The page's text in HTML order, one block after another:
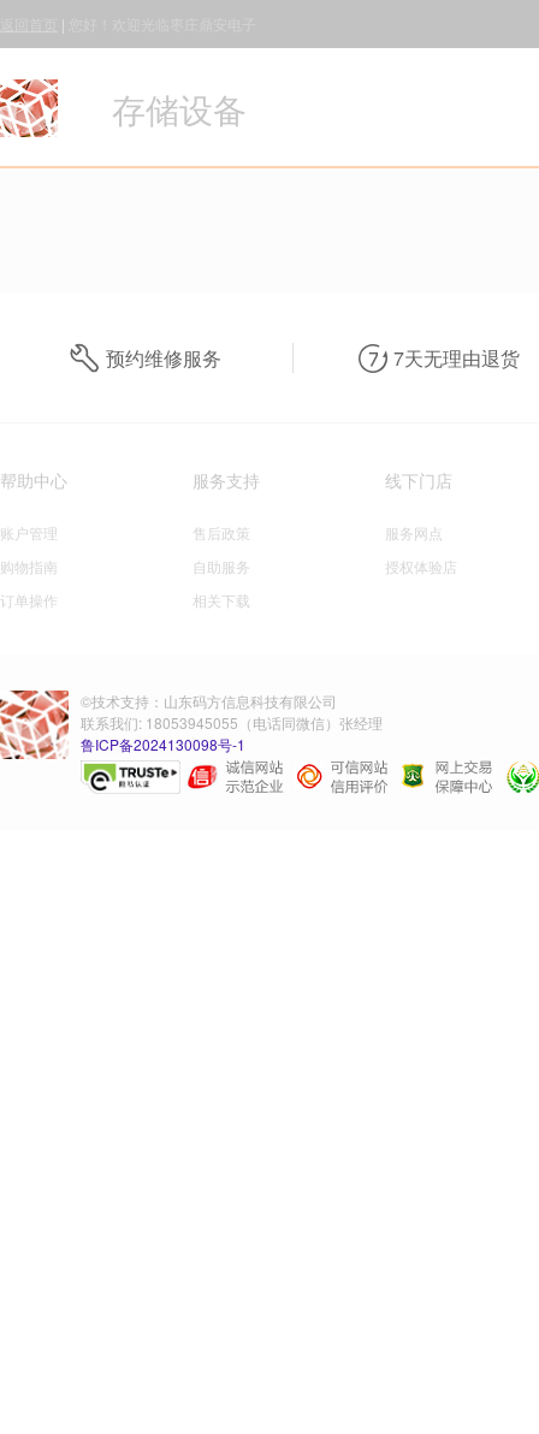
|
存储设备
预约维修服务 7天无理由退货
帮助中心
账户管理
购物指南
订单操作
服务支持
售后政策
自助服务
相关下载
线下门店
服务网点
授权体验店
©技术支持：山东码方信息科技有限公司
联系我们: 18053945055（电话同微信）张经理
鲁ICP备2024130098号-1